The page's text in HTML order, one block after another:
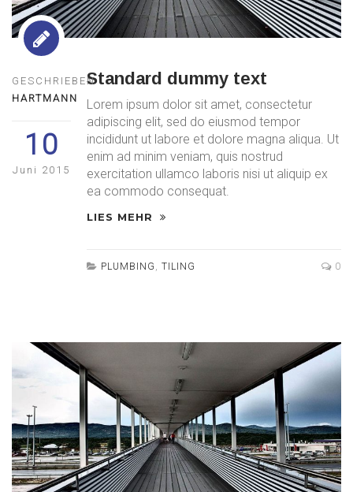
GESCHRIEBEN
HARTMANN
10
Juni 2015
Standard dummy text
Lorem ipsum dolor sit amet, consectetur
adipiscing elit, sed do eiusmod tempor
incididunt ut labore et dolore magna aliqua. Ut
enim ad minim veniam, quis nostrud
exercitation ullamco laboris nisi ut aliquip ex
ea commodo consequat.
LIES MEHR
PLUMBING TILING 0